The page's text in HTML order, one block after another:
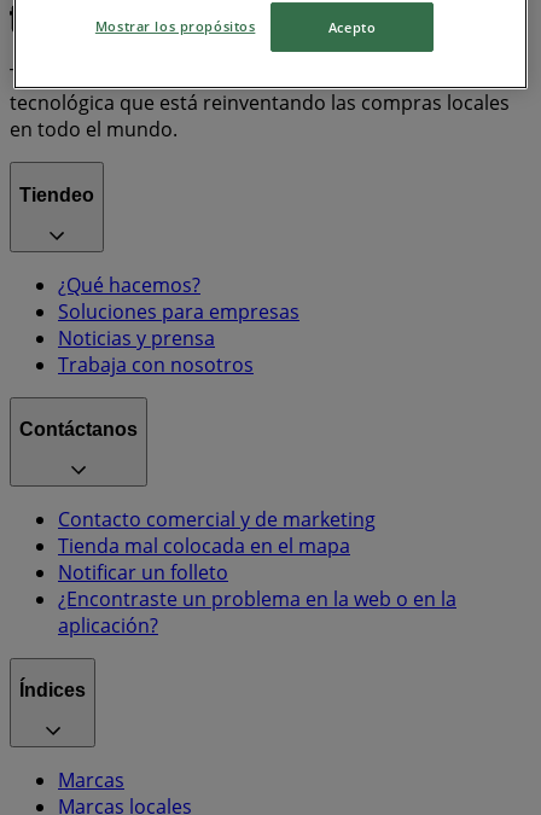
Tiendeo forma parte de Shopfully, la empresa
tecnológica que está reinventando las compras locales
en todo el mundo.
Tiendeo
¿Qué hacemos?
Soluciones para empresas
Noticias y prensa
Trabaja con nosotros
Contáctanos
Contacto comercial y de marketing
Tienda mal colocada en el mapa
Notificar un folleto
¿Encontraste un problema en la web o en la
aplicación?
Índices
Marcas
Marcas locales
Mostrar los propósitos Acepto